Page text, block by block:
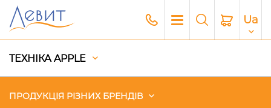
Ua
ТЕХНІКА APPLE
ПРОДУКЦІЯ РІЗНИХ БРЕНДІВ